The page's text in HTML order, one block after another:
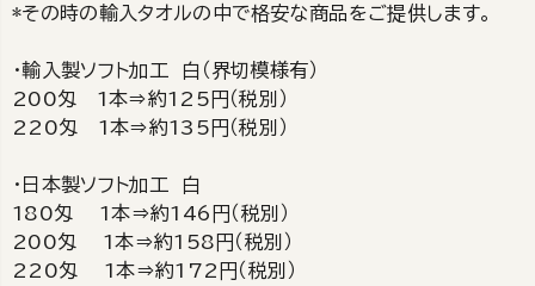
*その時の輸入タオルの中で格安な商品をご提供します。
・輸入製ソフト加工 白（界切模様有）
200匁 1本⇒約125円（税別）
220匁 1本⇒約135円（税別）
・日本製ソフト加工 白
180匁 1本⇒約146円（税別）
200匁 1本⇒約158円（税別）
220匁 1本⇒約172円（税別）